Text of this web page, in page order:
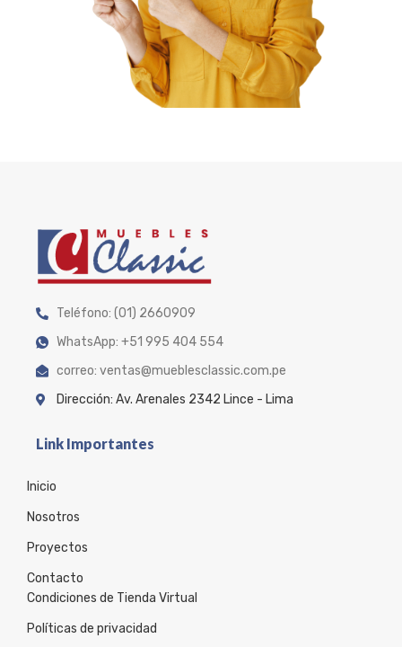
Teléfono: (01) 2660909
WhatsApp: +51 995 404 554
correo: ventas@mueblesclassic.com.pe
Dirección: Av. Arenales 2342 Lince - Lima
Link Importantes
Inicio
Nosotros
Proyectos
Contacto
Condiciones de Tienda Virtual
Políticas de privacidad